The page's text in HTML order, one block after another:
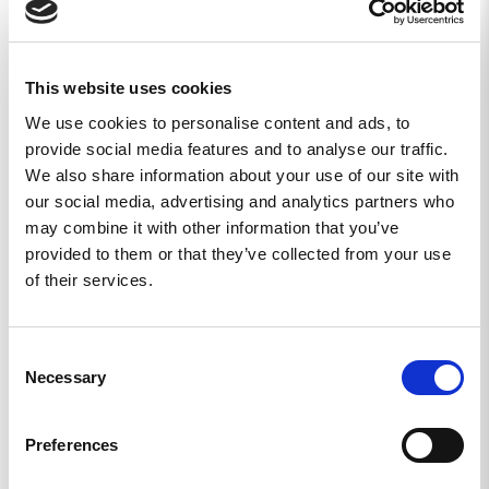
This website uses cookies
We use cookies to personalise content and ads, to
provide social media features and to analyse our traffic.
We also share information about your use of our site with
our social media, advertising and analytics partners who
may combine it with other information that you’ve
provided to them or that they’ve collected from your use
of their services.
Selection
Necessary
Preferences
Michael W.
SE
GRYM KVALITET!
Sitter som en smäck!
I22 Piké Olivgrön Gul - L
Fredrik G.